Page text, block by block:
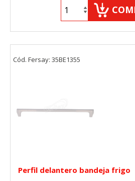
Perfil delantero bandeja frigo
Cód. Fersay: 35BE1355